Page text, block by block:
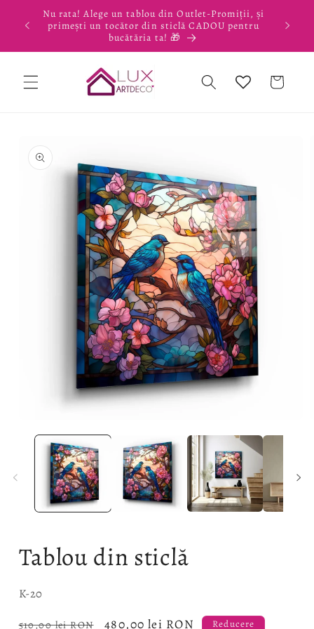
Salt la
conținut
Nu rata! Alege un tablou din Outlet-Promiții, și
primești un tocător din sticlă CADOU pentru
bucătăria ta! 🎁
Coș
despre
conținutul
fereastră
Tablou din sticlă
SKU:
K-20
Preț
510,00 lei RON
Preț
480,00 lei RON Reducere